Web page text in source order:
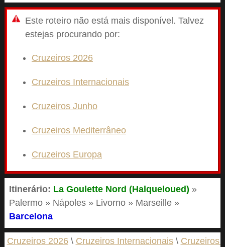
Este roteiro não está mais disponível. Talvez
estejas procurando por:
Cruzeiros 2026
Cruzeiros Internacionais
Cruzeiros Junho
Cruzeiros Mediterrâneo
Cruzeiros Europa
Itinerário: La Goulette Nord (Halqueloued) »
Palermo » Nápoles » Livorno » Marseille »
Barcelona
Cruzeiros 2026 Cruzeiros Internacionais Cruzeiros